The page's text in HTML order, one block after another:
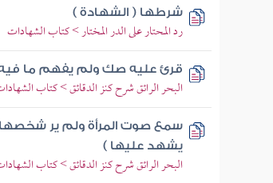
شرطها ( الشهادة )
رد المحتار على الدر المختار > كتاب الشهادات
قرئ عليه صك ولم يفهم ما
البحر الرائق شرح كنز الدقائق > كتاب
سمع صوت المرأة ولم ير شخصها
يشهد عليها )
البحر الرائق شرح كنز الدقائق > كتاب